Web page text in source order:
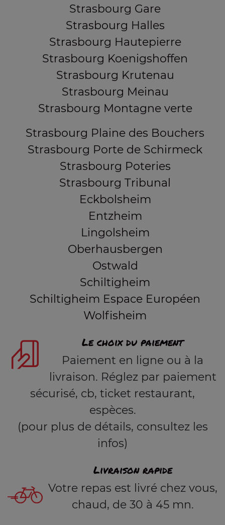
Strasbourg Gare
Strasbourg Halles
Strasbourg Hautepierre
Strasbourg Koenigshoffen
Strasbourg Krutenau
Strasbourg Meinau
Strasbourg Montagne verte
Strasbourg Plaine des Bouchers
Strasbourg Porte de Schirmeck
Strasbourg Poteries
Strasbourg Tribunal
Eckbolsheim
Entzheim
Lingolsheim
Oberhausbergen
Ostwald
Schiltigheim
Schiltigheim Espace Européen
Wolfisheim
Le choix du paiement
Paiement en ligne ou à la
livraison. Réglez par paiement
sécurisé, cb, ticket restaurant,
espèces.
(pour plus de détails, consultez les
infos)
Livraison rapide
Votre repas est livré chez vous,
chaud, de 30 à 45 mn.